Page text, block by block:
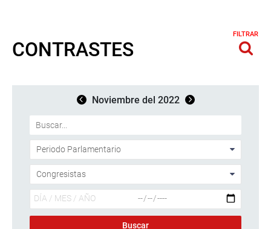
CONTRASTES
FILTRAR
Noviembre del 2022